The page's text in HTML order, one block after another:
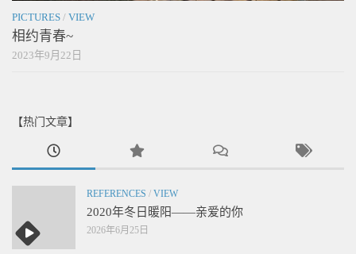
PICTURES / VIEW
相约青春~
2023年9月22日
【热门文章】
REFERENCES / VIEW
2020年冬日暖阳——亲爱的你
2026年6月25日